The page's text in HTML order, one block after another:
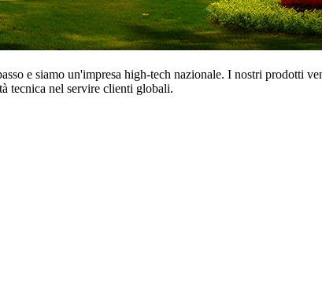
e siamo un'impresa high-tech nazionale. I nostri prodotti
tecnica nel servire clienti globali.